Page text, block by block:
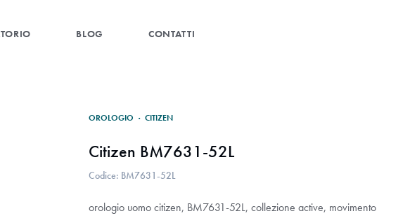
BLOG CONTATTI
OROLOGIO · CITIZEN
Citizen BM7631-52L
Codice: BM7631-52L
orologio uomo citizen, BM7631-52L, collezione active, movimento